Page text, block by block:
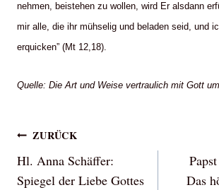
nehmen, beistehen zu wollen, wird Er alsdann
mir alle, die ihr mühselig und beladen seid, und
erquicken” (Mt 12,18).
Quelle: Die Art und Weise vertraulich mit Gott
Beitragsnavigation
ZURÜCK
Hl. Anna Schäffer:
Spiegel der Liebe Gottes
Das